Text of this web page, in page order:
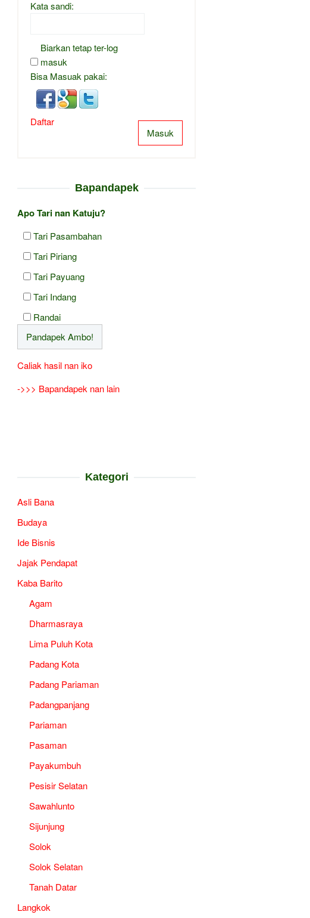
Kata sandi:
Biarkan tetap ter-log
masuk
Bisa Masuak pakai:
Masuk
Daftar
Bapandapek
Apo Tari nan Katuju?
Tari Pasambahan
Tari Piriang
Tari Payuang
Tari Indang
Randai
Caliak hasil nan iko
->>> Bapandapek nan lain
Kategori
Asli Bana
Budaya
Ide Bisnis
Jajak Pendapat
Kaba Barito
Agam
Dharmasraya
Lima Puluh Kota
Padang Kota
Padang Pariaman
Padangpanjang
Pariaman
Pasaman
Payakumbuh
Pesisir Selatan
Sawahlunto
Sijunjung
Solok
Solok Selatan
Tanah Datar
Langkok